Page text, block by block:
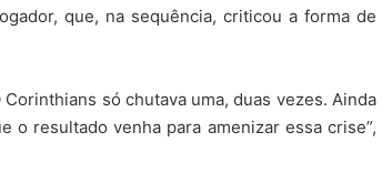
que, na sequência, criticou a forma de
só chutava uma, duas vezes. Ainda
o resultado venha para amenizar essa crise”,